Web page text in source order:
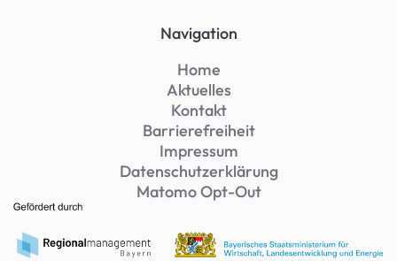
Navigation
Home
Aktuelles
Kontakt
Barrierefreiheit
Impressum
Datenschutzerklärung
Matomo Opt-Out